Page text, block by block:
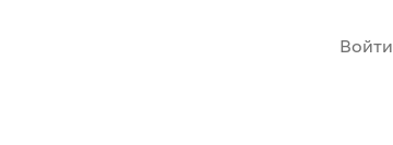
Войти